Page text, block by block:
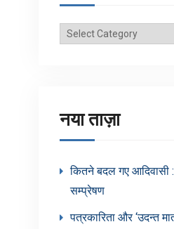
ब्लॉग
नया ताज़ा
कितने बदल गए आदिवासी
सम्प्रेषण
पत्रकारिता और ‘उदन्त